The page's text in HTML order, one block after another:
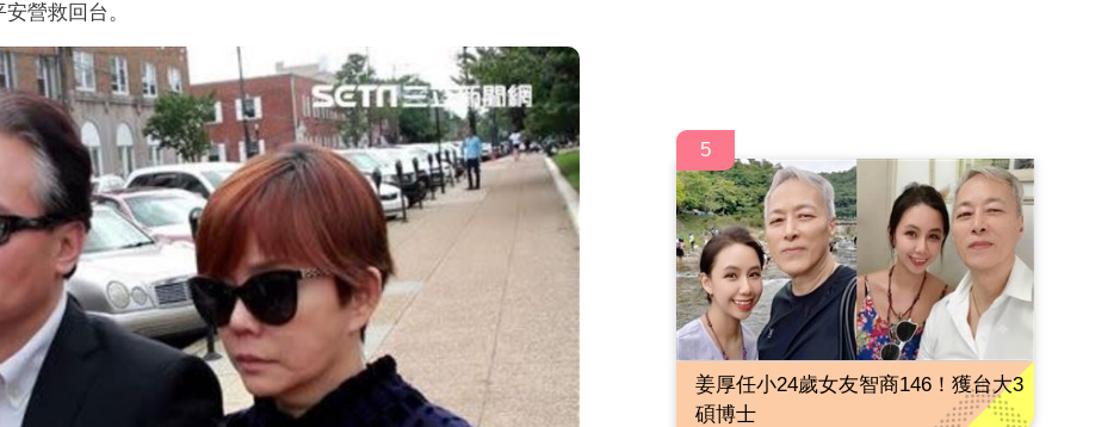
營救回台。
5
姜厚任小24歲女友智商146！獲台大3
碩博士